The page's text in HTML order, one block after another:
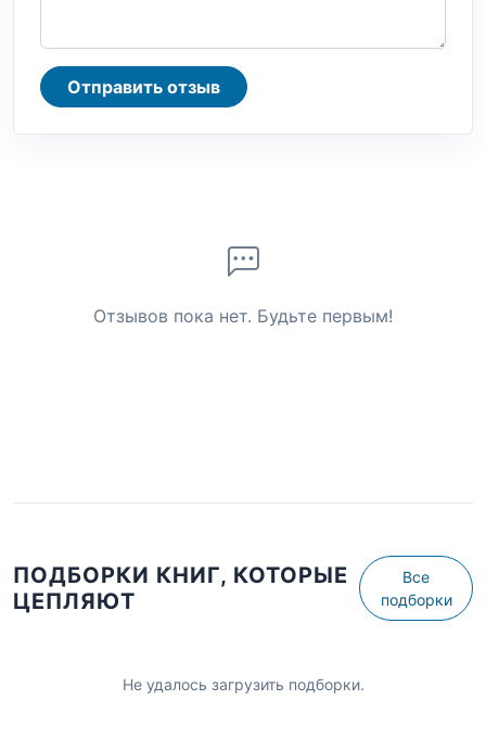
Отправить отзыв
Отзывов пока нет. Будьте первым!
ПОДБОРКИ КНИГ, КОТОРЫЕ
ЦЕПЛЯЮТ
Все
подборки
Не удалось загрузить подборки.